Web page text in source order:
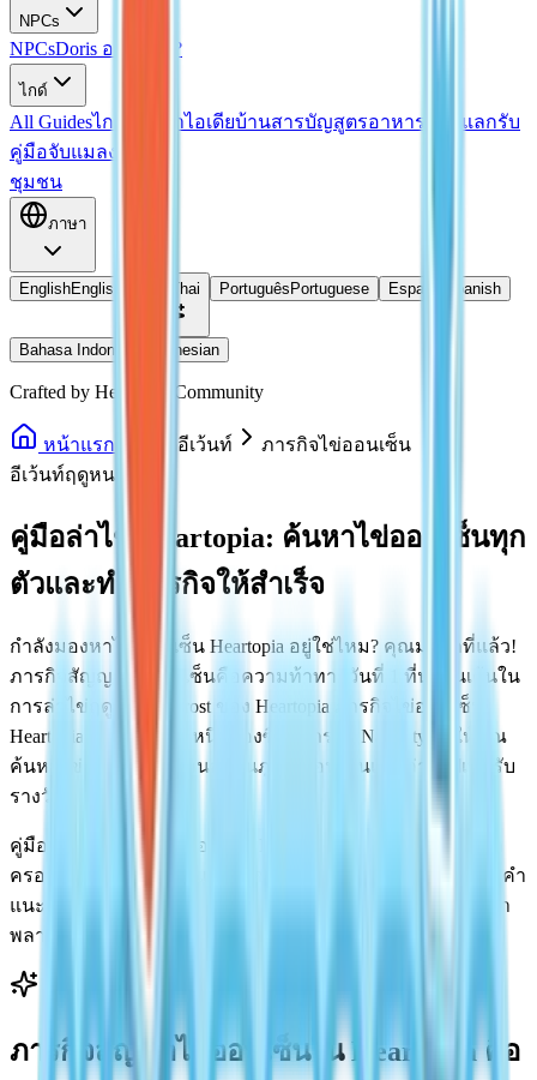
NPCs
NPCsDoris อยู่ที่ไหน?
ไกด์
All Guidesไกด์ตกปลาไอเดียบ้านสารบัญสูตรอาหาร
โค้ดแลกรับ
คู่มือจับแมลง
ชุมชน
ภาษา
EnglishEnglish Thai Português Portuguese Español Spanish
Bahasa Indonesia Indonesian
Crafted by Heartopia Community
หน้าแรก ไกด์อีเว้นท์
ภารกิจไข่ออนเซ็น
อีเว้นท์ฤดูหนาว
คู่มือล่าไข่ Heartopia: ค้นหาไข่ออนเซ็นทุก
ตัวและทำภารกิจให้สำเร็จ
กำลังมองหาไข่ออนเซ็น Heartopia อยู่ใช่ไหม? คุณมาถูกที่แล้ว!
ภารกิจสัญญาไข่ออนเซ็นคือความท้าทายวันที่ 1 ที่น่าตื่นเต้นใน
การล่าไข่ฤดู Winter Frost ของ Heartopia ภารกิจไข่ออนเซ็น
Heartopia นี้ซึ่งเป็นส่วนหนึ่งของซีรีส์ภารกิจ Naughty จะให้คุณ
ค้นหาไข่ของขวัญที่ซ่อนอยู่บนภูเขาออนเซ็นและถ่ายรูปเพื่อรับ
รางวัล
คู่มือภารกิจสัญญาไข่ออนเซ็น Heartopia ฉบับสมบูรณ์ของเรา
ครอบคลุมทุกอย่าง: ตำแหน่งไข่ออนเซ็น Heartopia ที่แน่นอน คำ
แนะนำทีละขั้นตอน รางวัล เคล็ดลับ และการแก้ไขปัญหา อย่า
พลาด Festival Tokens และสูตรอาหารพิเศษ!
ภารกิจสัญญาไข่ออนเซ็นใน Heartopia คือ